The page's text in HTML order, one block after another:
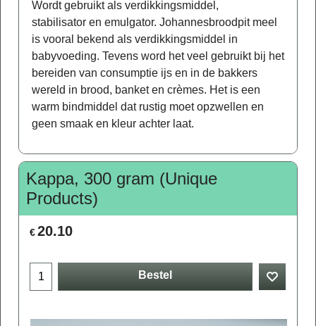
Wordt gebruikt als verdikkingsmiddel,
stabilisator en emulgator. Johannesbroodpit meel
is vooral bekend als verdikkingsmiddel in
babyvoeding. Tevens word het veel gebruikt bij het
bereiden van consumptie ijs en in de bakkers
wereld in brood, banket en crèmes. Het is een
warm bindmiddel dat rustig moet opzwellen en
geen smaak en kleur achter laat.
Kappa, 300 gram (Unique
Products)
€20.10
Bestel